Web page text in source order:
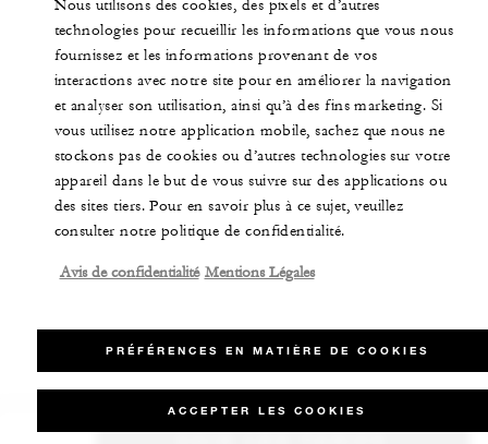
Nous utilisons des cookies, des pixels et d’autres
technologies pour recueillir les informations que vous nous
fournissez et les informations provenant de vos
interactions avec notre site pour en améliorer la navigation
et analyser son utilisation, ainsi qu’à des fins marketing. Si
vous utilisez notre application mobile, sachez que nous ne
stockons pas de cookies ou d’autres technologies sur votre
appareil dans le but de vous suivre sur des applications ou
des sites tiers. Pour en savoir plus à ce sujet, veuillez
consulter notre politique de confidentialité.
Avis de confidentialité Mentions Légales
PRÉFÉRENCES EN MATIÈRE DE COOKIES
ACCEPTER LES COOKIES